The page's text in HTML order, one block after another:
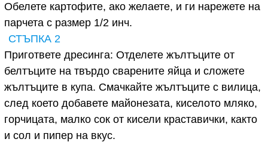
Обелете картофите, ако желаете, и ги нарежете на
парчета с размер 1/2 инч.
СТЪПКА 2
Пригответе дресинга: Отделете жълтъците от
белтъците на твърдо сварените яйца и сложете
жълтъците в купа. Смачкайте жълтъците с вилица,
след което добавете майонезата, киселото мляко,
горчицата, малко сок от кисели краставички, както
и сол и пипер на вкус.